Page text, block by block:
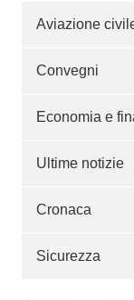
Aviazione
Convegni
Economia e
Ultime notizie
Cronaca
Sicurezza